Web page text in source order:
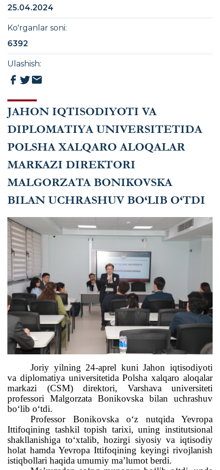
JAHON IQTISODIYOTI VA
DIPLOMATIYA UNIVERSITETIDA
POLSHA XALQARO ALOQALAR
MARKAZI DIREKTORI
MALGORZATA BONIKOVSKA
BILAN UCHRASHUV BO‘LIB O‘TDI
Joriy yilning 24-aprel kuni Jahon iqtisodiyoti
va diplomatiya universitetida Polsha xalqaro aloqalar
markazi (CSM) direktori, Varshava universiteti
professori Malgorzata Bonikovska bilan uchrashuv
bo‘lib o‘tdi.
Professor Bonikovska o‘z nutqida Yevropa
Ittifoqining tashkil topish tarixi, uning institutsional
shakllanishiga to‘xtalib, hozirgi siyosiy va iqtisodiy
holat hamda Yevropa Ittifoqining keyingi rivojlanish
istiqbollari haqida umumiy ma’lumot berdi.
25.04.2024
Ko'rganlar soni:
6392
Ulashish: